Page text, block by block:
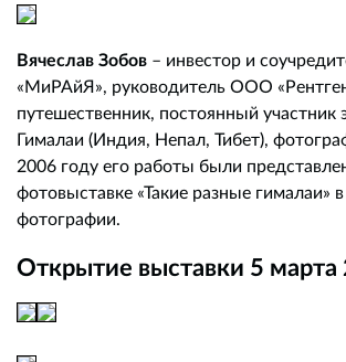
Вячеслав Зобов – инвестор и
«МиРАйЯ», руководитель ООО
путешественник, постоянный участник
Гималаи (Индия, Непал, Тибет),
2006 году его работы были
фотовыставке «Такие разные гималаи»
фотографии.
Открытие выставки 5 марта